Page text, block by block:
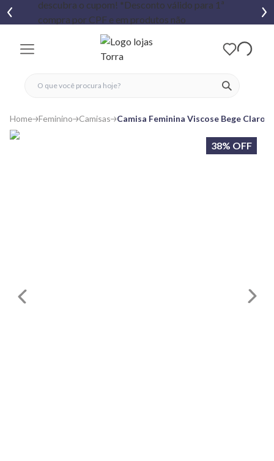
ver
fechar menu
fechar menu
favoritos
Home Feminino Camisas Camisa Feminina Viscose Bege Claro
38% OFF